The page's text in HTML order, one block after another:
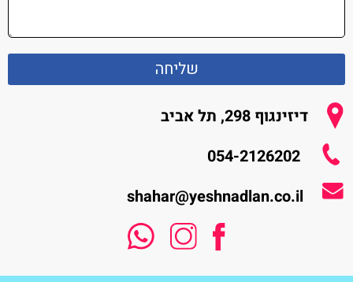
שליחה
דיזינגוף 298, תל אביב
054-2126202
shahar@yeshnadlan.co.il